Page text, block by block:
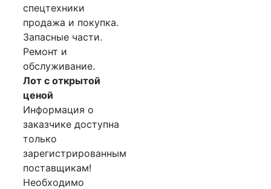
спецтехники
продажа и покупка.
Запасные части.
Ремонт и
обслуживание.
Лот с открытой
ценой
Информация о
заказчике доступна
только
зарегистрированным
поставщикам!
Необходимо